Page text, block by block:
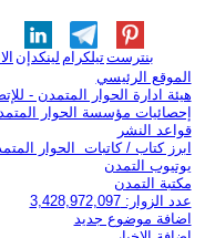
لينكدإن تيلكرامبنترست
الموقع الرئيسي
هيئة ادارة الحوار المتمدن -
إحصائيات مؤسسة الحوار
قواعد النشر
ابرز كتاب / كاتبات الحوار
يوتيوب التمدن
مكتبة التمدن
عدد الزوار: 3,428,972,097
اضافة موضوع جديد